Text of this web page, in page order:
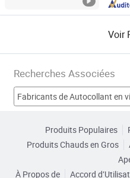
Voir
Recherches Associées
Fabricants de Autocollant en
Fabricants de Étiquette
Produits Populaires
Produits Chauds en Gros
À Propos de
Accord